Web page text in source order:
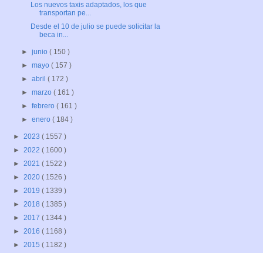
Los nuevos taxis adaptados, los que
transportan pe...
Desde el 10 de julio se puede solicitar la
beca in...
►junio( 150 )
►mayo( 157 )
►abril( 172 )
►marzo( 161 )
►febrero( 161 )
►enero( 184 )
► 2023 ( 1557 )
► 2022 ( 1600 )
► 2021 ( 1522 )
► 2020 ( 1526 )
► 2019 ( 1339 )
► 2018 ( 1385 )
► 2017 ( 1344 )
► 2016 ( 1168 )
► 2015 ( 1182 )